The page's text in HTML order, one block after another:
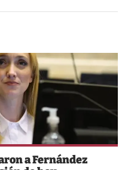
a Fernández